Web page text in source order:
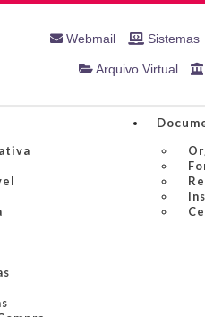
Webmail Sistemas
Arquivo Virtual